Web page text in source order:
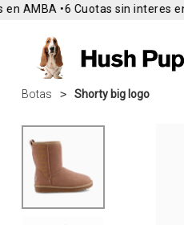
AMBA •6 Cuotas sin interes en
Botas Shorty big logo